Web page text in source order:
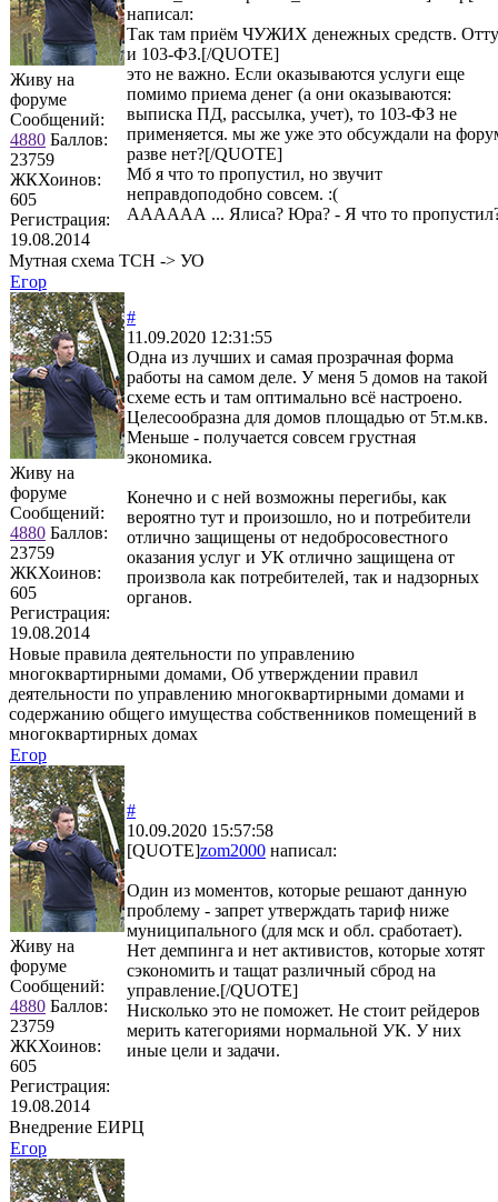
Живу на
форуме
Сообщений:
4880 Баллов:
23759
ЖКХоинов:
605
Регистрация:
19.08.2014
написал:
Так там приём ЧУЖИХ денежных средств.
и 103-ФЗ.[/QUOTE]
это не важно. Если оказываются услуги еще
помимо приема денег (а они оказываются:
выписка ПД, рассылка, учет), то 103-ФЗ не
применяется. мы же уже это обсуждали на
разве нет?[/QUOTE]
Мб я что то пропустил, но звучит
неправдоподобно совсем. :(
АААААА ... Ялиса? Юра? - Я что то
Мутная схема ТСН -> УО
Егор
Живу на
форуме
Сообщений:
4880 Баллов:
23759
ЖКХоинов:
605
Регистрация:
19.08.2014
#
11.09.2020 12:31:55
Одна из лучших и самая прозрачная форма
работы на самом деле. У меня 5 домов на такой
схеме есть и там оптимально всё настроено.
Целесообразна для домов площадью от 5т.м.кв.
Меньше - получается совсем грустная
экономика.
Конечно и с ней возможны перегибы, как
вероятно тут и произошло, но и потребители
отлично защищены от недобросовестного
оказания услуг и УК отлично защищена от
произвола как потребителей, так и надзорных
органов.
Новые правила деятельности по управлению
многоквартирными домами, Об утверждении правил
деятельности по управлению многоквартирными домами и
содержанию общего имущества собственников помещений в
многоквартирных домах
Егор
Живу на
форуме
Сообщений:
4880 Баллов:
23759
ЖКХоинов:
605
Регистрация:
19.08.2014
#
10.09.2020 15:57:58
[QUOTE]zom2000 написал:
Один из моментов, которые решают данную
проблему - запрет утверждать тариф ниже
муниципального (для мск и обл. сработает).
Нет демпинга и нет активистов, которые хотят
сэкономить и тащат различный сброд на
управление.[/QUOTE]
Нисколько это не поможет. Не стоит рейдеров
мерить категориями нормальной УК. У них
иные цели и задачи.
Внедрение ЕИРЦ
Егор